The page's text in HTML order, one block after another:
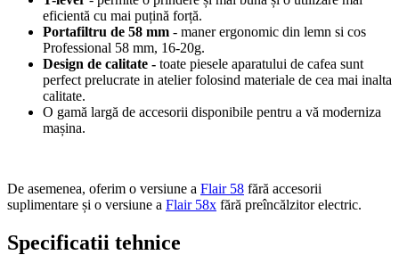
eficientă cu mai puțină forță.
Portafiltru de 58 mm - maner ergonomic din lemn si cos
Professional 58 mm, 16-20g.
Design de calitate - toate piesele aparatului de cafea sunt
perfect prelucrate in atelier folosind materiale de cea mai inalta
calitate.
O gamă largă de accesorii disponibile pentru a vă moderniza
mașina.
De asemenea, oferim o versiune a Flair 58 fără accesorii
suplimentare și o versiune a Flair 58x fără preîncălzitor electric.
Specificatii tehnice